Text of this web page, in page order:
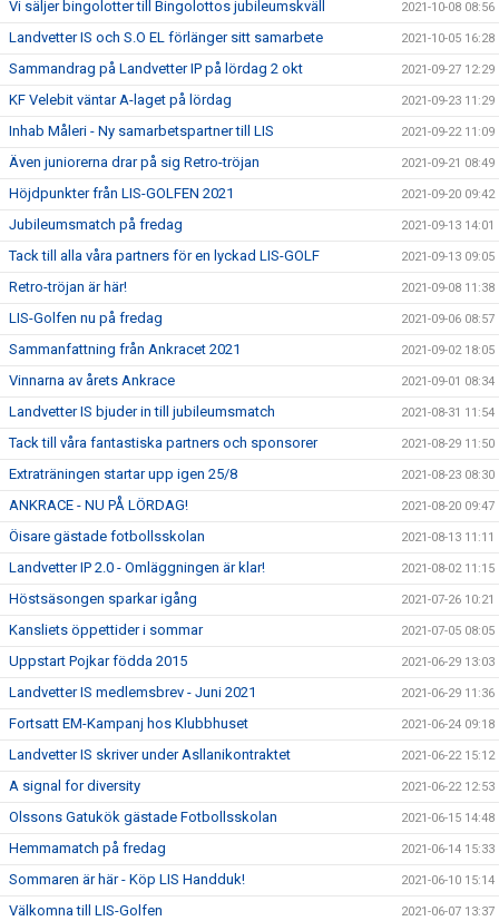
Vi säljer bingolotter till Bingolottos jubileumskväll 2021-10-08 08:56
Landvetter IS och S.O EL förlänger sitt samarbete 2021-10-05 16:28
Sammandrag på Landvetter IP på lördag 2 okt 2021-09-27 12:29
KF Velebit väntar A-laget på lördag 2021-09-23 11:29
Inhab Måleri - Ny samarbetspartner till LIS 2021-09-22 11:09
Även juniorerna drar på sig Retro-tröjan 2021-09-21 08:49
Höjdpunkter från LIS-GOLFEN 2021 2021-09-20 09:42
Jubileumsmatch på fredag 2021-09-13 14:01
Tack till alla våra partners för en lyckad LIS-GOLF 2021-09-13 09:05
Retro-tröjan är här! 2021-09-08 11:38
LIS-Golfen nu på fredag 2021-09-06 08:57
Sammanfattning från Ankracet 2021 2021-09-02 18:05
Vinnarna av årets Ankrace 2021-09-01 08:34
Landvetter IS bjuder in till jubileumsmatch 2021-08-31 11:54
Tack till våra fantastiska partners och sponsorer 2021-08-29 11:50
Extraträningen startar upp igen 25/8 2021-08-23 08:30
ANKRACE - NU PÅ LÖRDAG! 2021-08-20 09:47
Öisare gästade fotbollsskolan 2021-08-13 11:11
Landvetter IP 2.0 - Omläggningen är klar! 2021-08-02 11:15
Höstsäsongen sparkar igång 2021-07-26 10:21
Kansliets öppettider i sommar 2021-07-05 08:05
Uppstart Pojkar födda 2015 2021-06-29 13:03
Landvetter IS medlemsbrev - Juni 2021 2021-06-29 11:36
Fortsatt EM-Kampanj hos Klubbhuset 2021-06-24 09:18
Landvetter IS skriver under Asllanikontraktet 2021-06-22 15:12
A signal for diversity 2021-06-22 12:53
Olssons Gatukök gästade Fotbollsskolan 2021-06-15 14:48
Hemmamatch på fredag 2021-06-14 15:33
Sommaren är här - Köp LIS Handduk! 2021-06-10 15:14
Välkomna till LIS-Golfen 2021-06-07 13:37